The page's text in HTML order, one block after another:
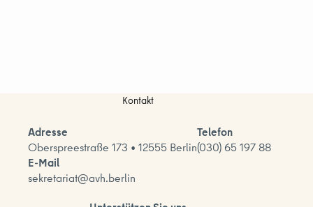
Kontakt
Adresse
Oberspreestraße 173 • 12555 Berlin
Telefon
(030) 65 197 88
E-Mail
sekretariat@avh.berlin